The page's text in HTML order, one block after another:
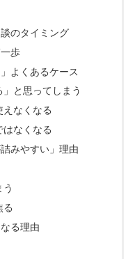
のタイミング
歩
よくあるケース
と思ってしまう
なくなる
なくなる
みやすい」理由
る
る理由